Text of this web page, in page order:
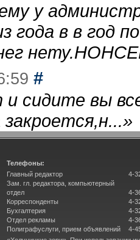
у
года в в год
#
сидите вы
»
Телефоны:
Главный редактор
Зам. гл. редактора, компьютерный
отдел
Корреспонденты
Бухгалтерия
Отдел рекламы
Полиграфуслуги, прием объявлений
4-
4-
4-
4-
4-
4-